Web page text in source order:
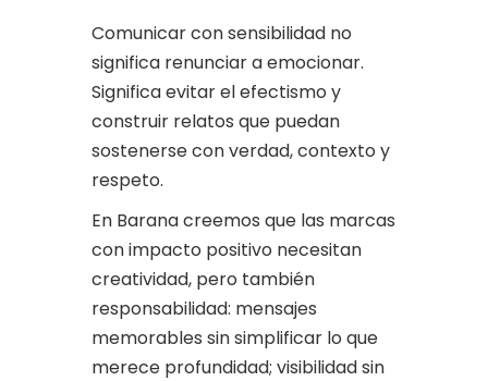
Comunicar con sensibilidad no
significa renunciar a emocionar.
Significa evitar el efectismo y
construir relatos que puedan
sostenerse con verdad, contexto y
respeto.
En Barana creemos que las marcas
con impacto positivo necesitan
creatividad, pero también
responsabilidad: mensajes
memorables sin simplificar lo que
merece profundidad; visibilidad sin